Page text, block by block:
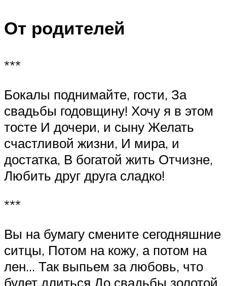
От родителей
***
Бокалы поднимайте, гости, За
свадьбы годовщину! Хочу я в этом
тосте И дочери, и сыну Желать
счастливой жизни, И мира, и
достатка, В богатой жить Отчизне,
Любить друг друга сладко!
***
Вы на бумагу смените сегодняшние
ситцы, Потом на кожу, а потом на
лен… Так выпьем за любовь, что
будет длиться До свадьбы золотой.